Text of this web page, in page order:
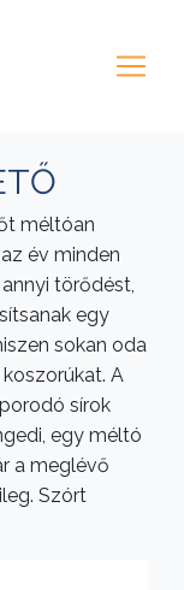
méltóan
év minden
törődést,
egy
sokan oda
A
sírok
egy méltó
a meglévő
Szórt